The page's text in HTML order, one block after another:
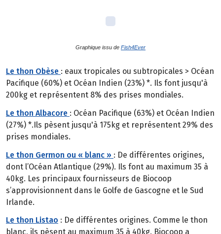
Graphique issu de Fish4Ever
Le thon Obèse : eaux tropicales ou subtropicales > Océan
Pacifique (60%) et Océan Indien (23%) *. Ils font jusqu'à
200kg et représentent 8% des prises mondiales.
Le thon Albacore : Océan Pacifique (63%) et Océan Indien
(27%) *.Ils pèsent jusqu'à 175kg et représentent 29% des
prises mondiales.
Le thon Germon ou « blanc » : De différentes origines,
dont l’Océan Atlantique (29%). Ils font au maximum 35 à
40kg. Les principaux fournisseurs de Biocoop
s’approvisionnent dans le Golfe de Gascogne et le Sud
Irlande.
Le thon Listao : De différentes origines. Comme le thon
blanc, ils pèsent au maximum 35 à 40kg. Biocoop a